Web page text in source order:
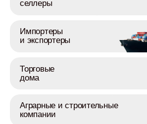
селлеры
Импортеры
и экспортеры
Торговые
дома
Аграрные и строительные
компании